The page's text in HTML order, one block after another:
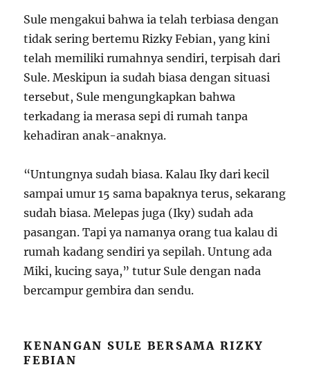
Sule mengakui bahwa ia telah terbiasa dengan
tidak sering bertemu Rizky Febian, yang kini
telah memiliki rumahnya sendiri, terpisah dari
Sule. Meskipun ia sudah biasa dengan situasi
tersebut, Sule mengungkapkan bahwa
terkadang ia merasa sepi di rumah tanpa
kehadiran anak-anaknya.
“Untungnya sudah biasa. Kalau Iky dari kecil
sampai umur 15 sama bapaknya terus, sekarang
sudah biasa. Melepas juga (Iky) sudah ada
pasangan. Tapi ya namanya orang tua kalau di
rumah kadang sendiri ya sepilah. Untung ada
Miki, kucing saya,” tutur Sule dengan nada
bercampur gembira dan sendu.
KENANGAN SULE BERSAMA RIZKY
FEBIAN